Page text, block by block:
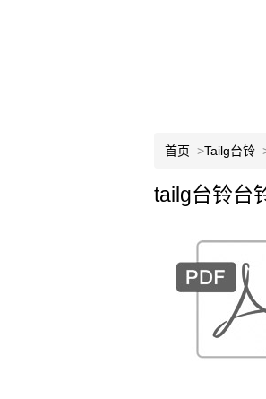
首页 >Tailg台铃
tailg台铃台